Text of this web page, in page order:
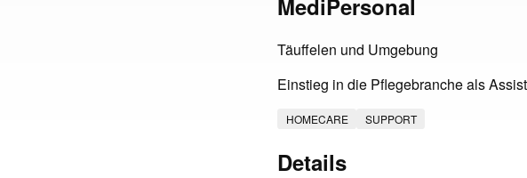
MediPersonal
Täuffelen und Umgebung
Einstieg in die Pflegebranche als
HOMECARE SUPPORT
Details